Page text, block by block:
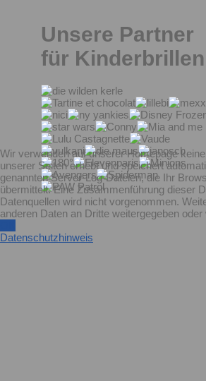
Unsere Partner
für Kinderbrillen
Wir verwenden auf unserer Homepage
unserer Seiten erhebt und speichert
genannten Server-Log-Dateien, die Ihr
übermittelt. Eine Zusammenführung dieser
Datenquellen wird nicht vorgenommen.
anderen Daten an Dritte weitergegeben oder
Datenschutzhinweis